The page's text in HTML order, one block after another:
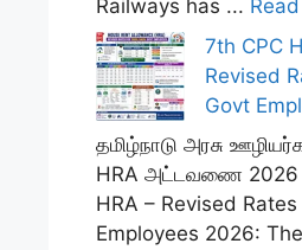
Railways has ...
7th CPC
Revised
Govt
தமிழ்நாடு அரசு
HRA அட்டவணை 2026
HRA – Revised
Employees 2026: